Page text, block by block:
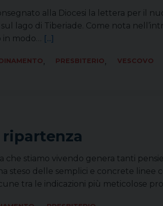
alla Diocesi la lettera per il
sul lago di Tiberiade. Come nota
modo… [...]
, PRESBITERIO,
VESCOVO
stiamo vivendo genera tanti
steso delle semplici e concrete
tra le indicazioni più meticolose